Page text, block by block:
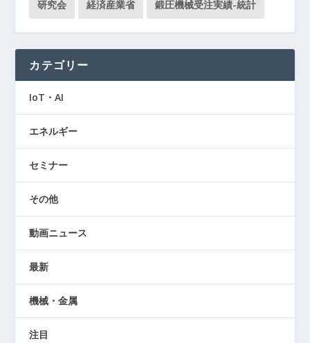
研究会 経済産業省 鍛圧機械受注実績-統計
カテゴリー
IoT・AI
エネルギー
セミナー
その他
動画ニュース
最新
機械・金属
注目